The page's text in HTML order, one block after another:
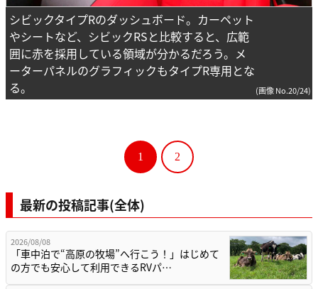
シビックタイプRのダッシュボード。カーペット
やシートなど、シビックRSと比較すると、広範
囲に赤を採用している領域が分かるだろう。メ
ーターパネルのグラフィックもタイプR専用とな
る。
(画像 No.20/24)
1 2
最新の投稿記事(全体)
2026/08/08
「車中泊で“高原の牧場”へ行こう！」はじめて
の方でも安心して利用できるRVパ…